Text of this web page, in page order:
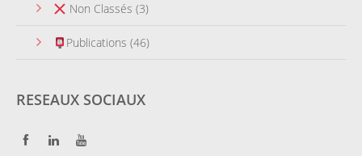
Non Classés (3)
Publications (46)
RESEAUX SOCIAUX